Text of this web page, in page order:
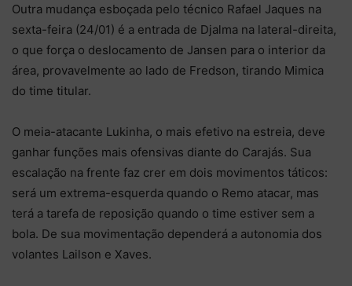
Outra mudança esboçada pelo técnico Rafael Jaques na
sexta-feira (24/01) é a entrada de Djalma na lateral-direita,
o que força o deslocamento de Jansen para o interior da
área, provavelmente ao lado de Fredson, tirando Mimica
do time titular.
O meia-atacante Lukinha, o mais efetivo na estreia, deve
ganhar funções mais ofensivas diante do Carajás. Sua
escalação na frente faz crer em dois movimentos táticos:
será um extrema-esquerda quando o Remo atacar, mas
terá a tarefa de reposição quando o time estiver sem a
bola. De sua movimentação dependerá a autonomia dos
volantes Lailson e Xaves.